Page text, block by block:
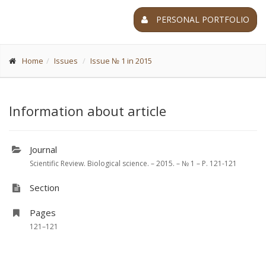
PERSONAL PORTFOLIO
Home Issues Issue № 1 in 2015
Information about article
Journal
Scientific Review. Biological science. – 2015. – № 1 – P. 121-121
Section
Pages
121–121